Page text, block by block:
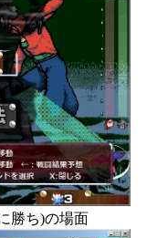
勝ち)の場面